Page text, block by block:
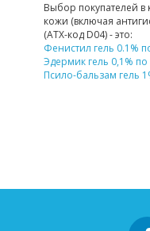
Выбор покупателей в
кожи (включая
(ATX-код D04) - это:
Фенистил гель 0.1%
Эдермик гель 0,1% по
Псило-бальзам гель